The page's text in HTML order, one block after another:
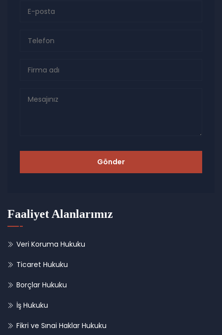
Gönder
Faaliyet Alanlarımız
Veri Koruma Hukuku
Ticaret Hukuku
Borçlar Hukuku
İş Hukuku
Fikri ve Sınai Haklar Hukuku